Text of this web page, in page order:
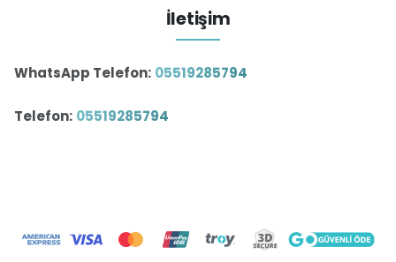
İletişim
WhatsApp Telefon: 05519285794
Telefon: 05519285794